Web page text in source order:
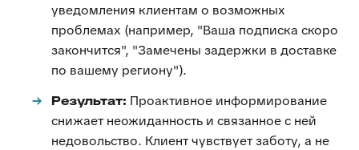
уведомления клиентам о возможных
проблемах (например, "Ваша подписка скоро
закончится", "Замечены задержки в доставке
по вашему региону").
Результат: Проактивное информирование
снижает неожиданность и связанное с ней
недовольство. Клиент чувствует заботу, а не